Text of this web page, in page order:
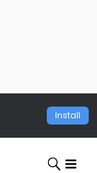
Install